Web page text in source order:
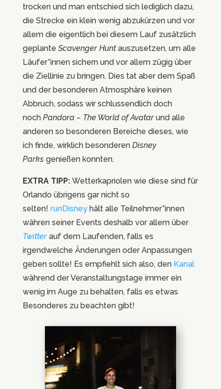
trocken und man entschied sich lediglich dazu,
die Strecke ein klein wenig abzukürzen und vor
allem die eigentlich bei diesem Lauf zusätzlich
geplante Scavenger Huntauszusetzen, um alle
Läufer*innen sichern und vor allem zügig über
die Ziellinie zu bringen. Dies tat aber dem Spaß
und der besonderen Atmosphäre keinen
Abbruch, sodass wir schlussendlich doch
noch Pandora – The World of Avatarund alle
anderen so besonderen Bereiche dieses, wie
ich finde, wirklich besonderen Disney
Parks genießen konnten.
EXTRA TIPP: Wetterkapriolen wie diese sind für
Orlando übrigens gar nicht so
selten! runDisneyhält alle Teilnehmer*innen
währen seiner Events deshalb vor allem über
Twitter auf dem Laufenden, falls es
irgendwelche Änderungen oder Anpassungen
geben sollte! Es empfiehlt sich also, den Kanal
während der Veranstaltungstage immer ein
wenig im Auge zu behalten, falls es etwas
Besonderes zu beachten gibt!